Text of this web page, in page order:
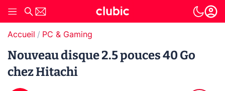
Accueil PC & Gaming
Nouveau disque 2.5 pouces 40 Go
chez Hitachi